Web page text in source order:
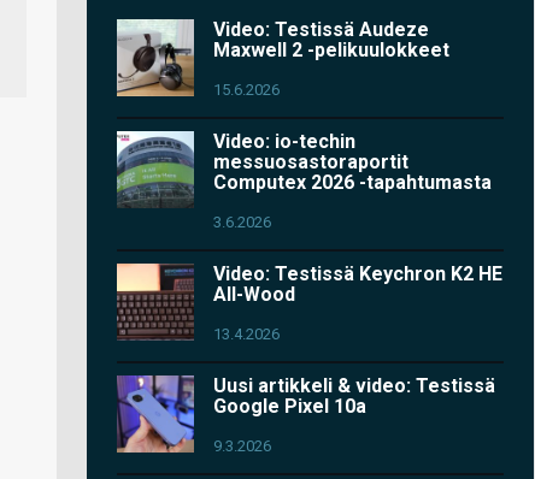
Video: Testissä Audeze
Maxwell 2 -pelikuulokkeet
15.6.2026
Video: io-techin
messuosastoraportit
Computex 2026 -tapahtumasta
3.6.2026
Video: Testissä Keychron K2 HE
All-Wood
13.4.2026
Uusi artikkeli & video: Testissä
Google Pixel 10a
9.3.2026